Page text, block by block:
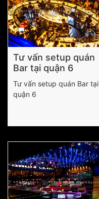
Tư vấn setup quán
Bar tại quận 6
Tư vấn setup quán Bar tại
quận 6